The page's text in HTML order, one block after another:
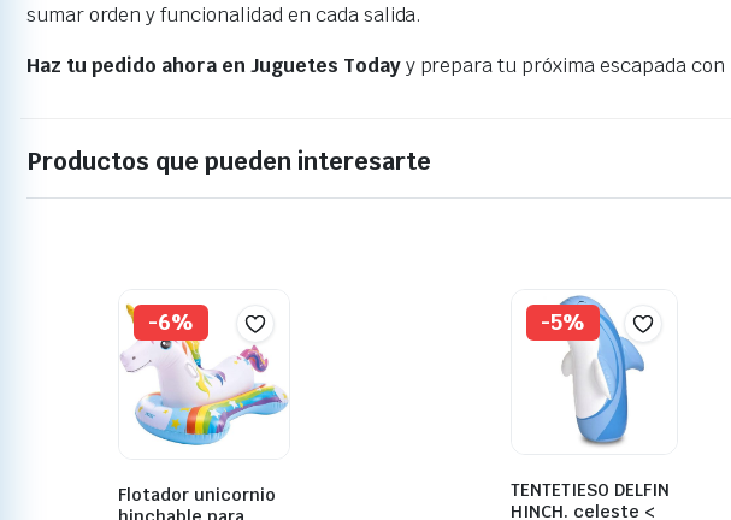
sumar orden y funcionalidad en cada salida.
Haz tu pedido ahora en Juguetes Todayy prepara tu próxima escapada
Productos que pueden interesarte
-6%
Flotador unicornio
-5%
TENTETIESO DELFIN
HINCH. celeste <